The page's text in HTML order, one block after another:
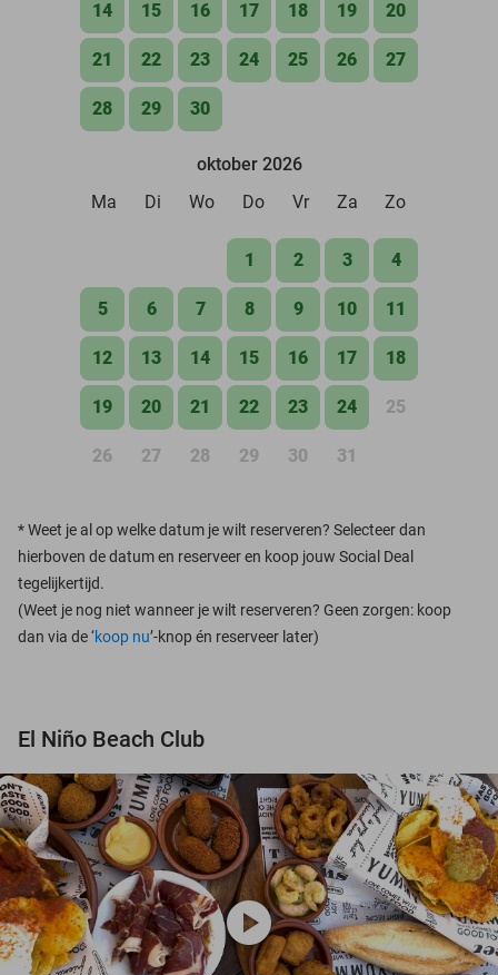
14 15 16 17 18 19 20
21 22 23 24 25 26 27
28 29 30
oktober 2026
Ma
Di Wo Do Vr Za Zo
1 2 3 4
5 6 7 8 9 10 11
12 13 14 15 16 17 18
19 20 21 22 23 24 25
26 27 28 29 30 31
*Weet je al op welke datum je wilt reserveren? Selecteer dan
hierboven de datum en reserveer en koop jouw Social Deal
tegelijkertijd.
(Weet je nog niet wanneer je wilt reserveren? Geen zorgen: koop
dan via de ‘koop nu’-knop én reserveer later)
El Niño Beach Club
play_circle